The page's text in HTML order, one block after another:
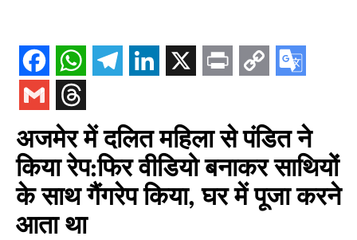
अजमेर में दलित महिला से पंडित ने
किया रेप:फिर वीडियो बनाकर साथियों
के साथ गैंगरेप किया, घर में पूजा करने
आता था